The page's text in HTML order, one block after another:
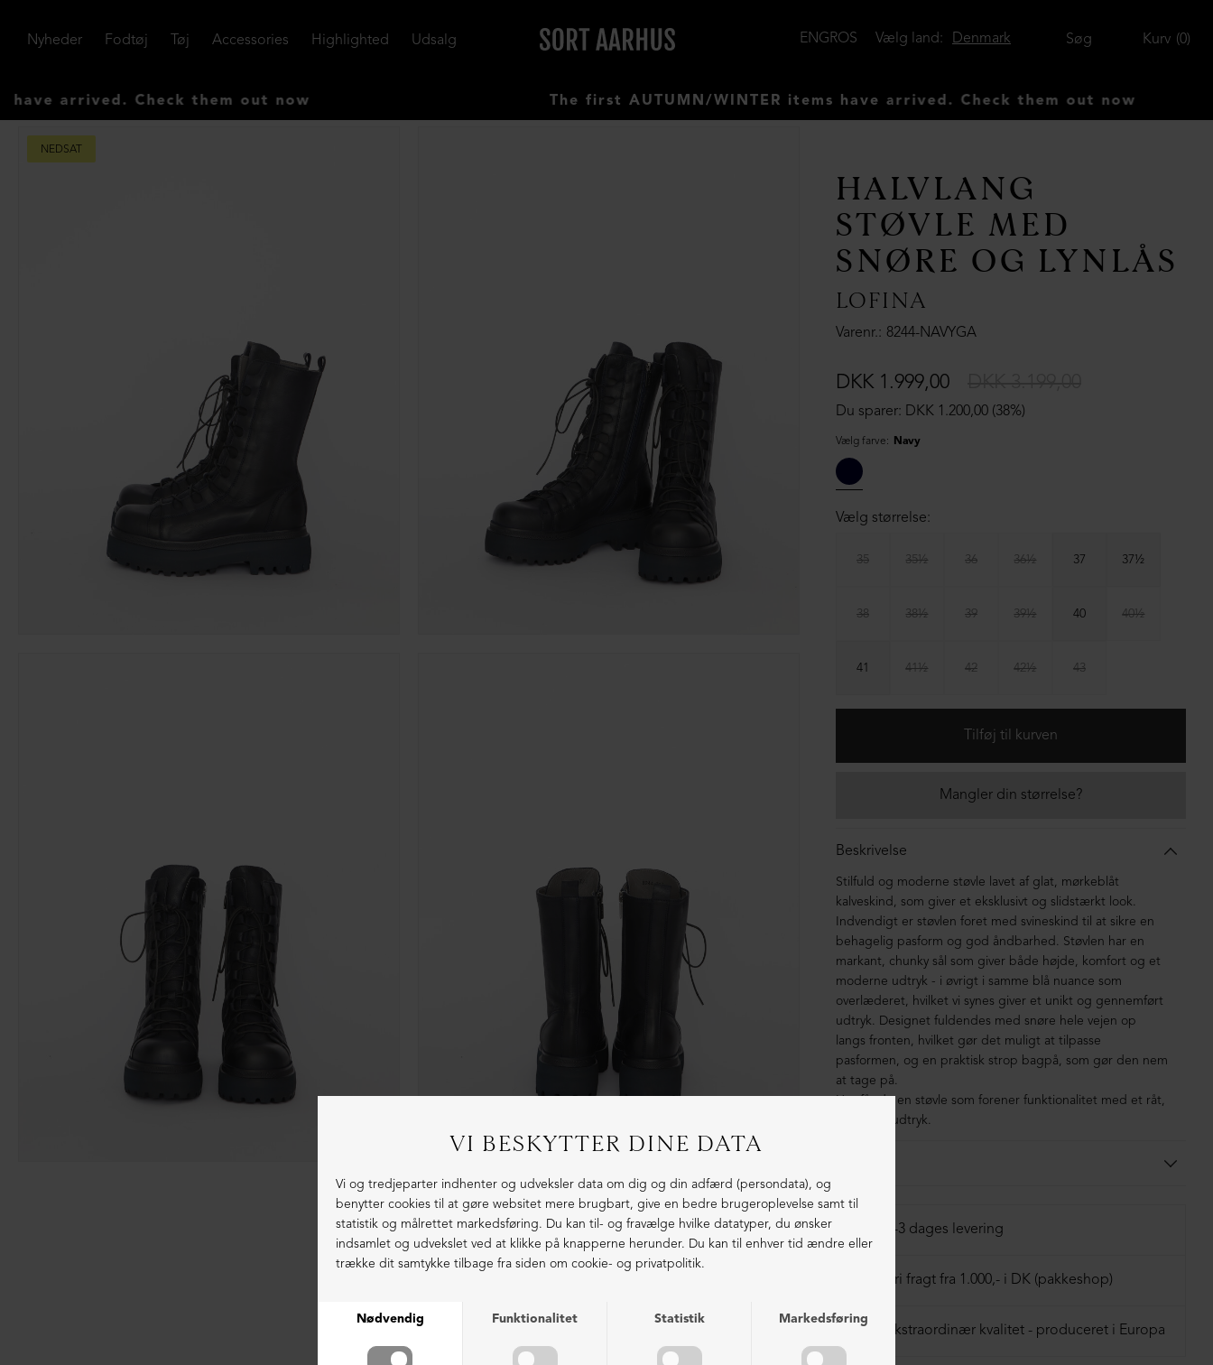
Nyheder Fodtøj Tøj Accessories Highlighted Udsalg Kurv 0
Søg
Denmark
Vælg land:
ENGROS
arrived. Check them out now The first AUTUMN/WINTER items have arrived. Check them out now
NEDSAT
HALVLANG
STØVLE MED
SNØRE OG LYNLÅS
LOFINA
Varenr. 8244-NAVYGA
Du sparer: DKK 1.200,00 (38%)
DKK 1.999,00
Vælg farve: Navy
Vælg størrelse:
35 35½ 36 36½ 37 37½
38 38½ 39 39½ 40 40½
41 41½ 42 42½ 43
Mangler din størrelse?
Beskrivelse
Stilfuld og moderne støvle lavet af glat, mørkeblåt
kalveskind, som giver et eksklusivt og slidstærkt look.
Indvendigt er støvlen foret med svineskind til at sikre en
behagelig pasform og god åndbarhed. Støvlen har en
markant, chunky sål som giver både højde, komfort og et
moderne udtryk - i øvrigt i samme blå nuance som
overlæderet, hvilket vi synes giver et unikt og gennemført
udtryk. Designet fuldendes med snøre hele vejen op
langs fronten, hvilket gør det muligt at tilpasse
pasformen, og en praktisk strop bagpå, som gør den nem
at tage på.
Her får du en støvle som forener funktionalitet med et råt,
moderne udtryk.
Støvlen er lavet i kalveskind foret med svineskind. Sålen er
1-3 dages levering
Fri fragt fra 1.000,- i DK (pakkeshop)
Ekstraordinær kvalitet - produceret i Europa